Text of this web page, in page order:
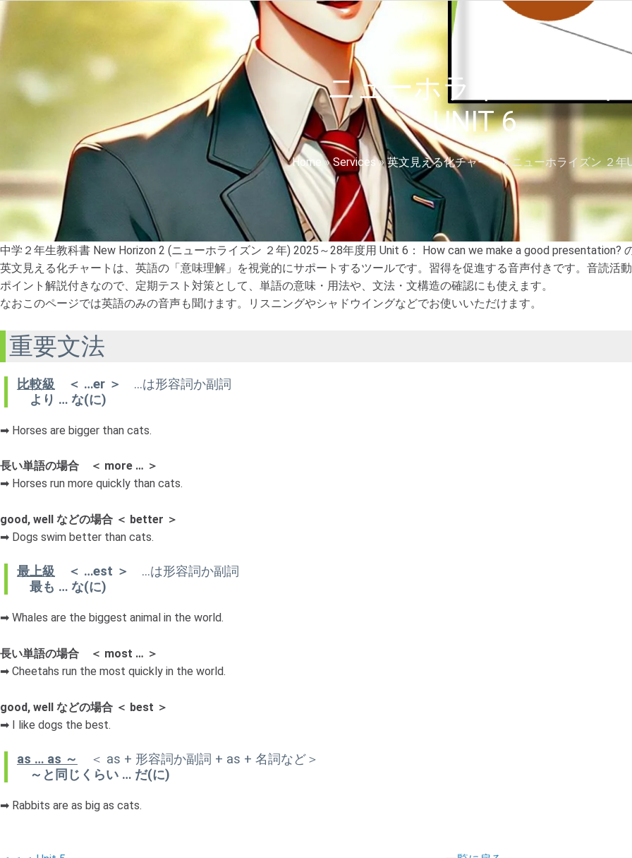
ニューホライズン ２年
UNIT 6
Home»Services»英文見える化チャート» ニューホライズン ２年
中学２年生教科書 New Horizon 2 (ニューホライズン ２年) 2025～28年度用 Unit 6： How can we make a good presentation?
英文見える化チャートは、英語の「意味理解」を視覚的にサポートするツールです。習得を促進する音声付きです。音読活
ポイント解説付きなので、定期テスト対策として、単語の意味・用法や、文法・文構造の確認にも使えます。
なおこのページでは英語のみの音声も聞けます。リスニングやシャドウイングなどでお使いいただけます。
重要文法
比較級 ＜ …er ＞
…は形容詞か副詞
より … な(に)
➡ Horses are bigger than cats.
長い単語の場合 ＜ more … ＞
➡ Horses run more quickly than cats.
good, well などの場合 ＜ better ＞
➡ Dogs swim better than cats.
最上級 ＜ …est ＞
…は形容詞か副詞
最も … な(に)
➡ Whales are the biggest animal in the world.
長い単語の場合 ＜ most … ＞
➡ Cheetahs run the most quickly in the world.
good, well などの場合 ＜ best ＞
➡ I like dogs the best.
as … as ～
＜ as + 形容詞か副詞 + as + 名詞など＞
～と同じくらい … だ(に)
➡ Rabbits are as big as cats.